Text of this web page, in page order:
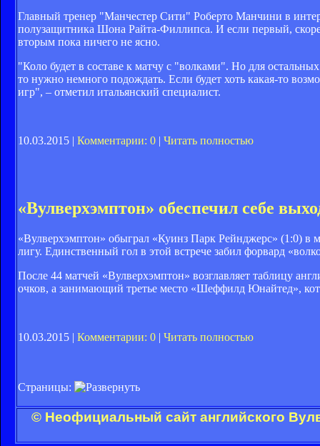
Главный тренер "Манчестер Сити" Роберто Манчини в
полузащитника Шона Райта-Филлипса. И если первый,
вторым пока ничего не ясно.
"Коло будет в составе к матчу с "волками". Но для
то нужно немного подождать. Если будет хоть какая-то
игр", – отметил итальянский специалист.
10.03.2015 | Комментарии: 0 | Читать полностью
«Вулверхэмптон» обеспечил себе
«Вулверхэмптон» обыграл «Куинз Парк Рейнджерс» (1:0) в
лигу. Единственный гол в этой встрече забил форвард
После 44 матчей «Вулверхэмптон» возглавляет таблицу
очков, а занимающий третье место «Шеффилд Юнайтед»,
10.03.2015 | Комментарии: 0 | Читать полностью
Страницы:
© Неофициальный сайт английского